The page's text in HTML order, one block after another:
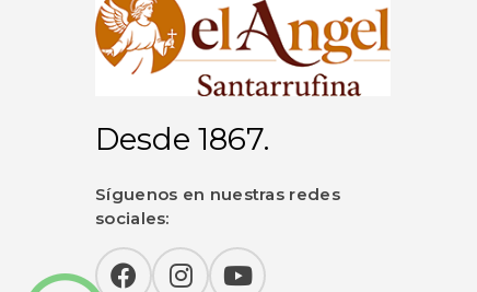
Desde 1867.
Síguenos en nuestras redes
sociales: